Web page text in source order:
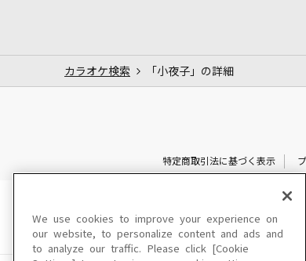
カラオケ検索 「小夜子」の詳細
特定商取引法に基づく表示
We use cookies to improve your experience on
our website, to personalize content and ads and
to analyze our traffic. Please click [Cookie